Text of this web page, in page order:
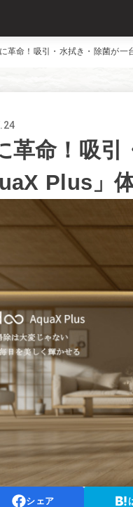
革命！吸引・水拭き・除菌が
革命！吸
Plus」
シェア